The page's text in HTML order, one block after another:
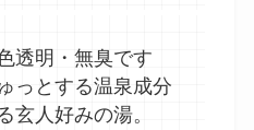
透明・無臭です
っとする温泉成分
玄人好みの湯。